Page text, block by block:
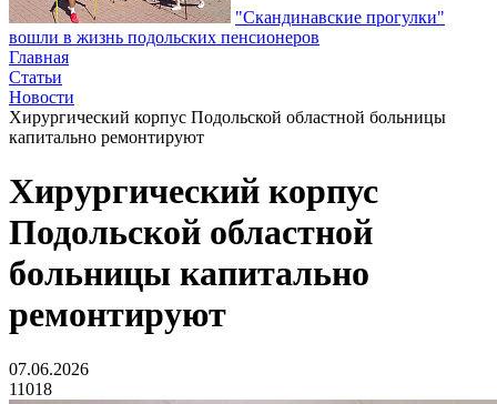
"Скандинавские прогулки"
вошли в жизнь подольских пенсионеров
Главная
Статьи
Новости
Хирургический корпус Подольской областной больницы
капитально ремонтируют
Хирургический корпус
Подольской областной
больницы капитально
ремонтируют
07.06.2026
11018